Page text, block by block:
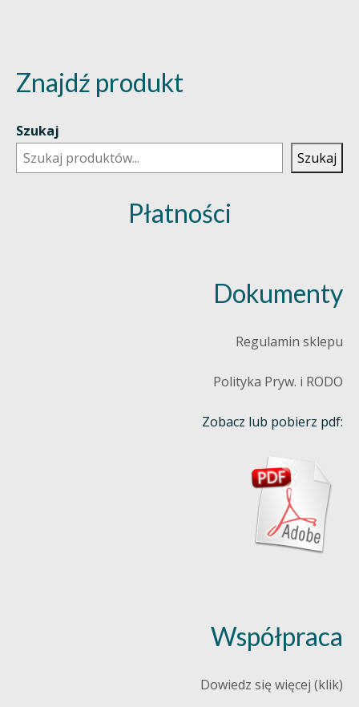
Znajdź produkt
Szukaj
Szukaj
Płatności
Dokumenty
Regulamin sklepu
Polityka Pryw. i RODO
Zobacz lub pobierz pdf:
Współpraca
Dowiedz się więcej (klik)